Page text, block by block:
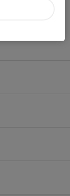
cup